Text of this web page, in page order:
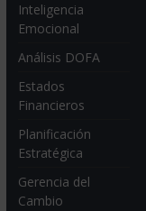
Inteligencia
Emocional
Análisis DOFA
Estados
Financieros
Planificación
Estratégica
Gerencia del
Cambio